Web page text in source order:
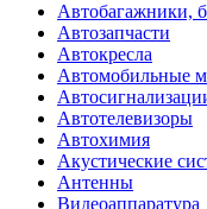
Автобагажники,
Автозапчасти
Автокресла
Автомобильные
Автотелевизоры
Автохимия
Акустические
Антенны
Видеоаппаратура